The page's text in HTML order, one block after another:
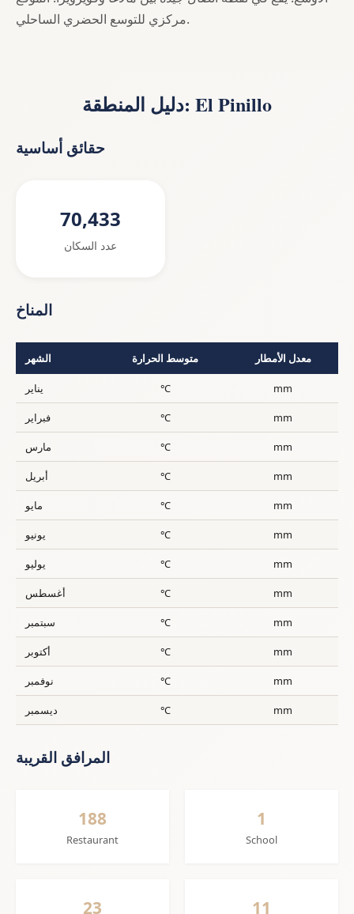
مركزي للتوسع الحضري الساحلي.
دليل المنطقة: El Pinillo
حقائق أساسية
70,433
عدد السكان
المناخ
الشهر متوسط الحرارة معدل الأمطار
يناير °C mm
فبراير °C mm
مارس °C mm
أبريل °C mm
مايو °C mm
يونيو °C mm
يوليو °C mm
أغسطس °C mm
سبتمبر °C mm
أكتوبر °C mm
نوفمبر °C mm
ديسمبر °C mm
المرافق القريبة
188
Restaurant
1
School
23 11